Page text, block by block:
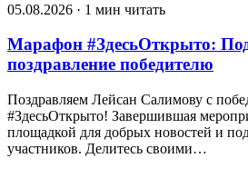
05.08.2026 · 1 мин читать
Марафон #ЗдесьОткрыто:
поздравление победителю
Поздравляем Лейсан Салимову с
#ЗдесьОткрыто! Завершившая
площадкой для добрых новостей и
участников. Делитесь своими…